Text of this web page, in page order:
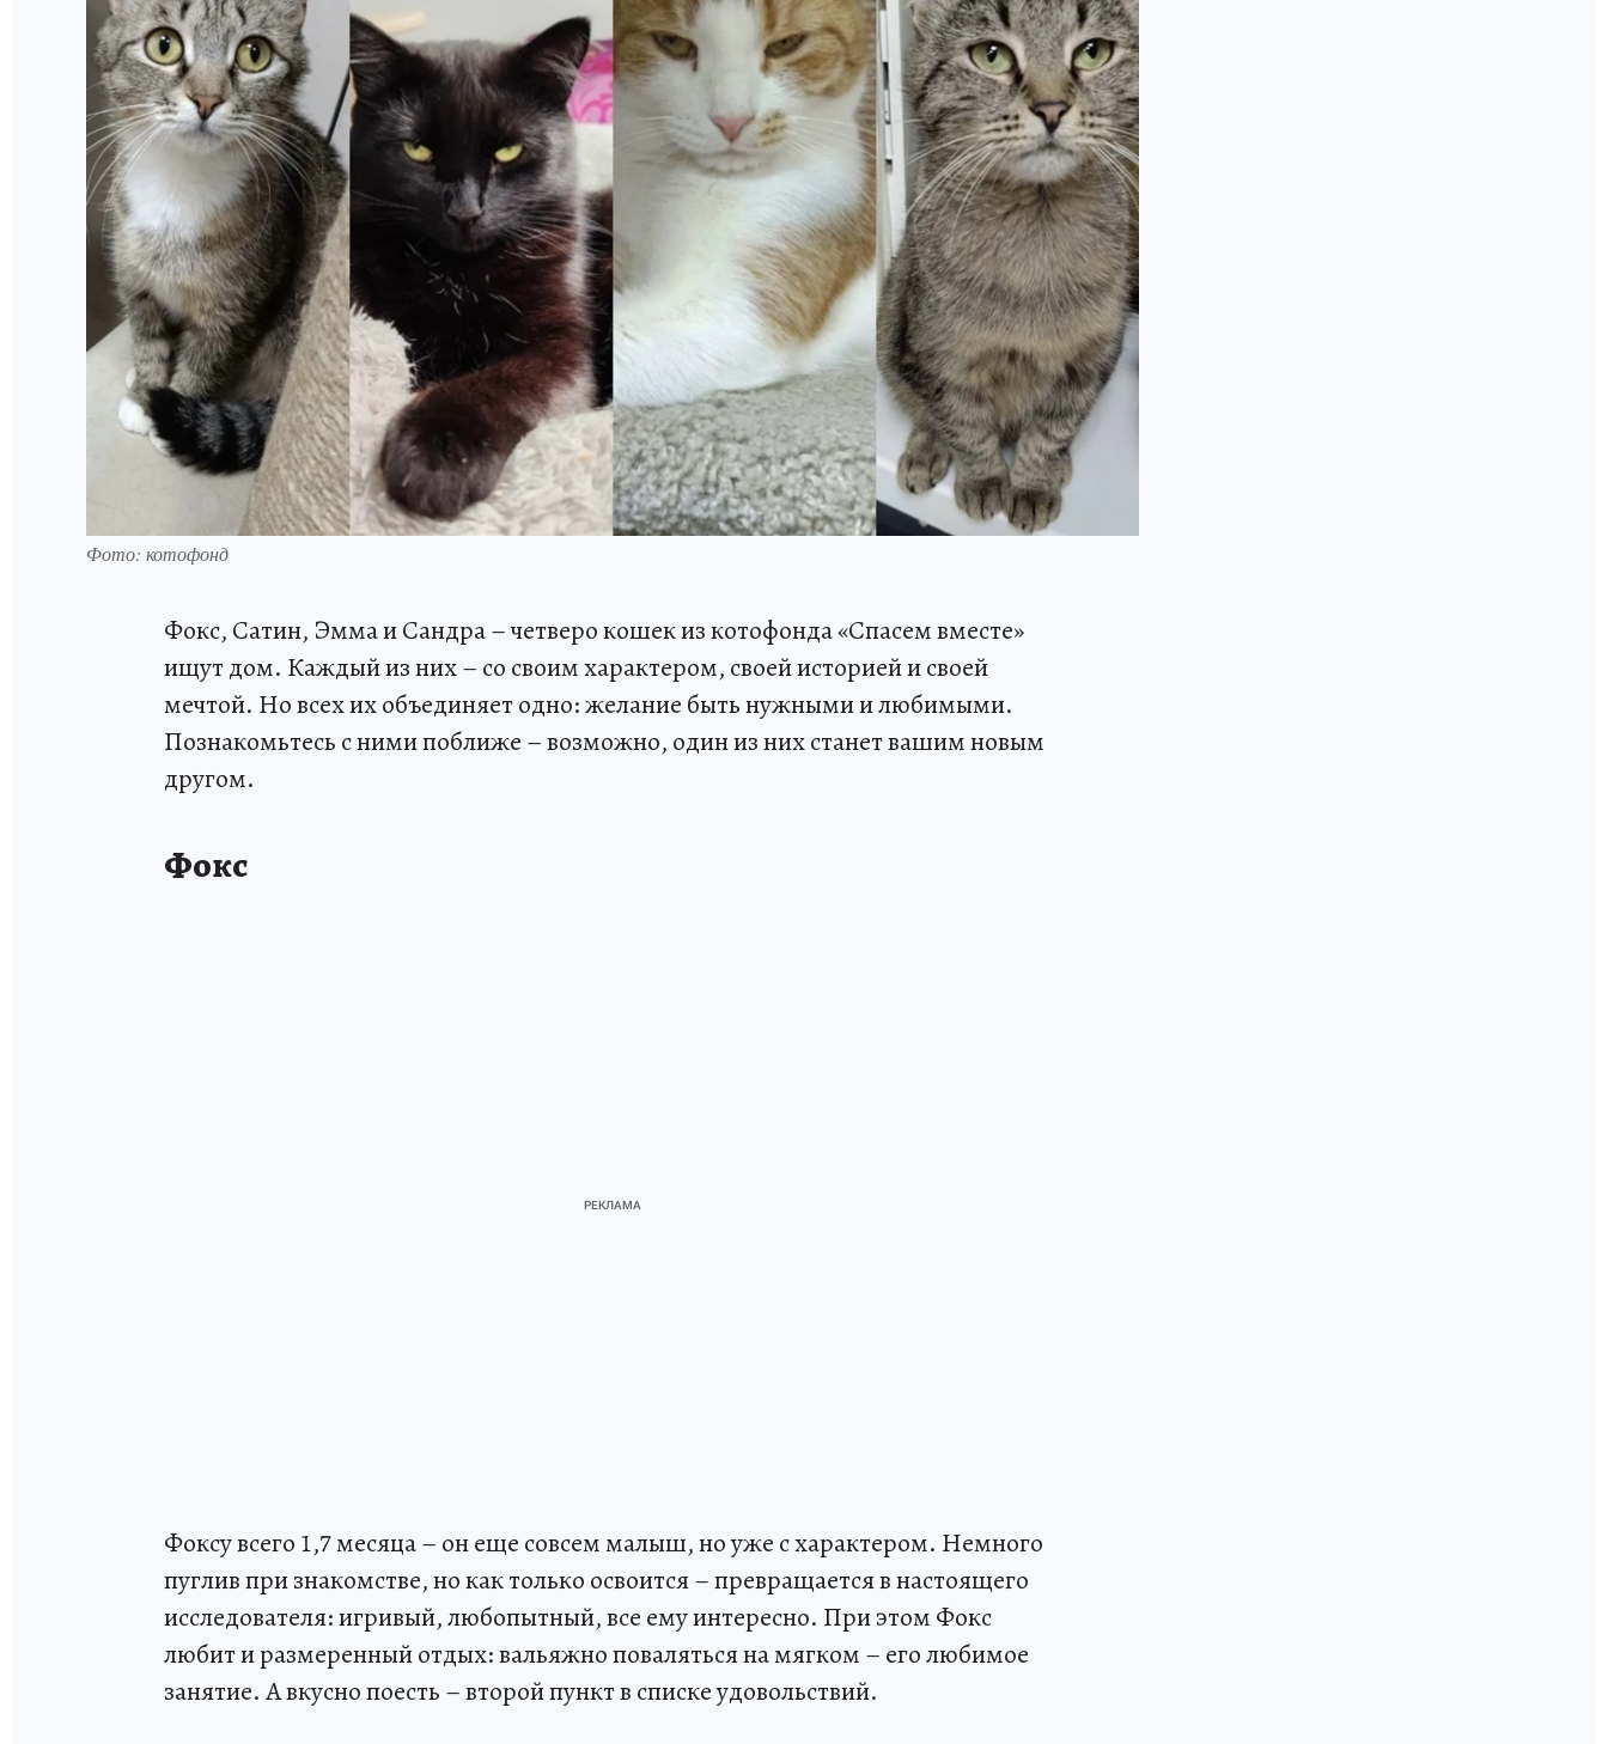
Фото: котофонд
Фокс, Сатин, Эмма и Сандра – четверо кошек из котофонда «Спасем вместе»
ищут дом. Каждый из них – со своим характером, своей историей и своей
мечтой. Но всех их объединяет одно: желание быть нужными и любимыми.
Познакомьтесь с ними поближе – возможно, один из них станет вашим новым
другом.
Фокс
Фоксу всего 1,7 месяца – он еще совсем малыш, но уже с характером. Немного
пуглив при знакомстве, но как только освоится – превращается в настоящего
исследователя: игривый, любопытный, все ему интересно. При этом Фокс
любит и размеренный отдых: вальяжно поваляться на мягком – его любимое
занятие. А вкусно поесть – второй пункт в списке удовольствий.